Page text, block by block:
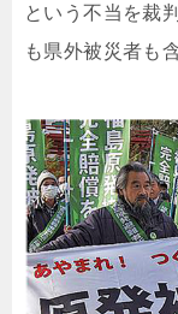
という不当を裁
も県外被災者も